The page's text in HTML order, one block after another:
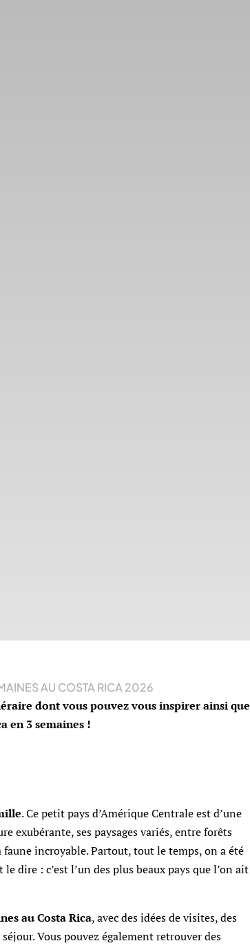
AU COSTA RICA 2026
dont vous pouvez vous inspirer ainsi que
en 3 semaines !
. Ce petit pays d’Amérique Centrale est d’une
exubérante, ses paysages variés, entre forêts
incroyable. Partout, tout le temps, on a été
dire : c’est l’un des plus beaux pays que l’on ait
au Costa Rica, avec des idées de visites, des
Vous pouvez également retrouver des